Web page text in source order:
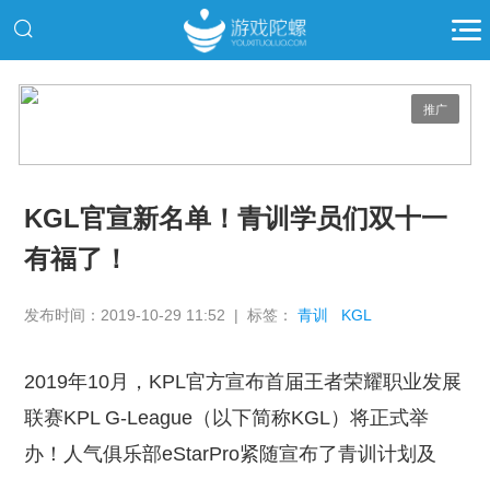
推广
KGL官宣新名单！青训学员们双十一
有福了！
发布时间：2019-10-29 11:52 | 标签：青训 KGL
2019年10月，KPL官方宣布首届王者荣耀职业发展
联赛KPL G-League（以下简称KGL）将正式举
办！人气俱乐部eStarPro紧随宣布了青训计划及